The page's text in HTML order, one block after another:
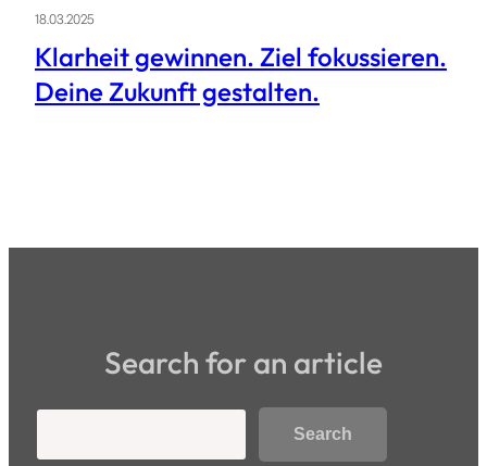
18.03.2025
Klarheit gewinnen. Ziel fokussieren.
Deine Zukunft gestalten.
Search for an article
Search